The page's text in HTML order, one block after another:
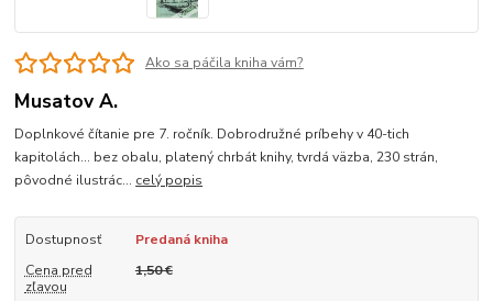
Ako sa páčila kniha vám?
Musatov A.
Doplnkové čítanie pre 7. ročník. Dobrodružné príbehy v 40-tich
kapitolách... bez obalu, platený chrbát knihy, tvrdá väzba, 230 strán,
pôvodné ilustrác... celý popis
Dostupnosť
Predaná kniha
Cena pred
zľavou
1,50 €